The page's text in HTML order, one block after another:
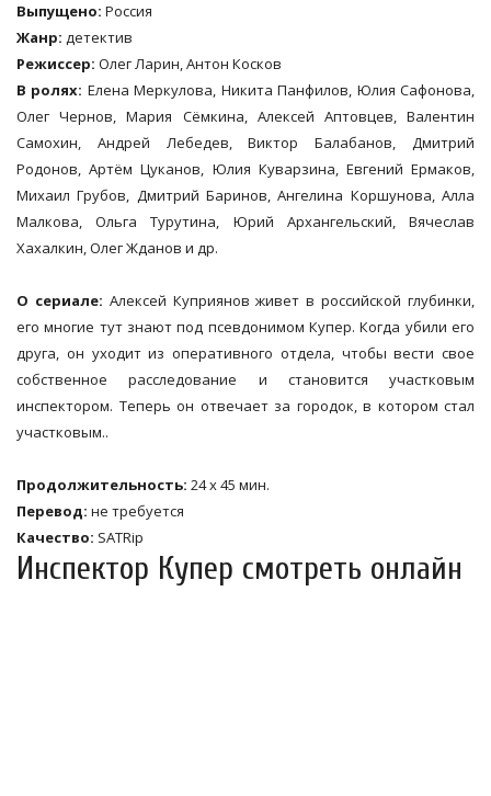
Выпущено: Россия
Жанр: детектив
Режиссер: Олег Ларин, Антон Косков
В ролях: Елена Меркулова, Никита Панфилов, Юлия Сафонова,
Олег Чернов, Мария Сёмкина, Алексей Аптовцев, Валентин
Самохин, Андрей Лебедев, Виктор Балабанов, Дмитрий
Родонов, Артём Цуканов, Юлия Куварзина, Евгений Ермаков,
Михаил Грубов, Дмитрий Баринов, Ангелина Коршунова, Алла
Малкова, Ольга Турутина, Юрий Архангельский, Вячеслав
Хахалкин, Олег Жданов и др.
О сериале: Алексей Куприянов живет в российской глубинки,
его многие тут знают под псевдонимом Купер. Когда убили его
друга, он уходит из оперативного отдела, чтобы вести свое
собственное расследование и становится участковым
инспектором. Теперь он отвечает за городок, в котором стал
участковым..
Продолжительность: 24 х 45 мин.
Перевод: не требуется
Качество: SATRip
Инспектор Купер смотреть онлайн